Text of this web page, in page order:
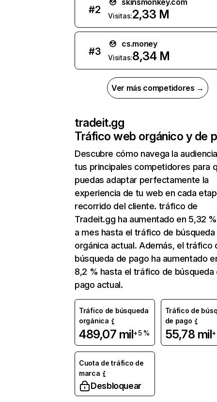
#2
skinsmonkey.com
Visitas:2,33 M
#3
cs.money
Visitas:8,34 M
Ver más competidores →
tradeit.gg
Tráfico web orgánico y de
Descubre cómo navega la
tus principales competidores para
puedas adaptar perfectamente la
experiencia de tu web en cada
recorrido del cliente. tráfico de
Tradeit.gg ha aumentado en 5,32
a mes hasta el tráfico de búsqueda
orgánica actual. Además, el tráfico
búsqueda de pago ha aumentado
8,2 % hasta el tráfico de búsqueda
pago actual.
Tráfico de búsqueda
orgánica
489,07 mil+5 %
Tráfico de
de pago
55,78 mil
Cuota de tráfico de
marca
Desbloquear